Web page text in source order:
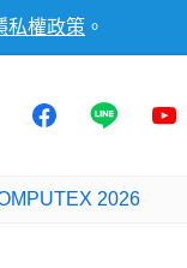
私權政策 。
2026